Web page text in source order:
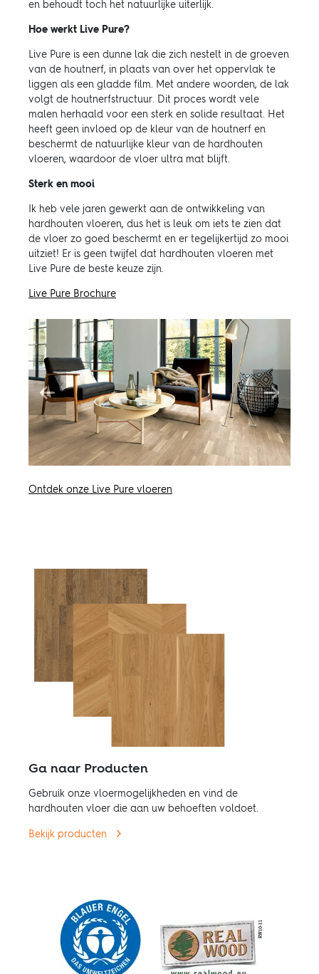
en behoudt toch het natuurlijke uiterlijk.
Hoe werkt Live Pure?
Live Pure is een dunne lak die zich nestelt in de groeven
van de houtnerf, in plaats van over het oppervlak te
liggen als een gladde film. Met andere woorden, de lak
volgt de houtnerfstructuur. Dit proces wordt vele
malen herhaald voor een sterk en solide resultaat. Het
heeft geen invloed op de kleur van de houtnerf en
beschermt de natuurlijke kleur van de hardhouten
vloeren, waardoor de vloer ultra mat blijft.
Sterk en mooi
Ik heb vele jaren gewerkt aan de ontwikkeling van
hardhouten vloeren, dus het is leuk om iets te zien dat
de vloer zo goed beschermt en er tegelijkertijd zo mooi
uitziet! Er is geen twijfel dat hardhouten vloeren met
Live Pure de beste keuze zijn.
Live Pure Brochure
Previous Next
Ontdek onze Live Pure vloeren
Ga naar Producten
Gebruik onze vloermogelijkheden en vind de
hardhouten vloer die aan uw behoeften voldoet.
Bekijk producten